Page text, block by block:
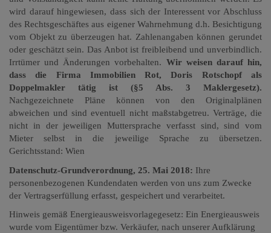
wird darauf hingewiesen, dass sich der Interessent vor Abschluss
des Rechtsgeschäftes aus eigener Wahrnehmung d.h. Besichtigung
vom Objekt zu überzeugen hat. Zahlenangaben können gerundet
oder geschätzt sein. Das Anbot ist freibleibend und unverbindlich.
Irrtümer und Änderungen vorbehalten. Wir weisen darauf hin,
dass die Firma Immobilien Rot, Doris Rotschopf als
Doppelmakler tätig ist (§5 Abs. 3 Maklergesetz).
Nachgezeichnete Pläne können von den Originalplänen
abweichen und sind eventuell nicht maßstabgetreu. Verträge, die
nicht in der jeweiligen Muttersprache verfasst sind, sind vom
Mieter selbst in die jeweilige Sprache zu übersetzen.
Gerichtsstand: Wien
Datenschutz-Grundverordnung, 25. Mai 2018: Ihre
personenbezogenen Kundendaten werden von uns zum Zwecke
der Vertragserfüllung erfasst, gespeichert und verarbeitet.
Hinweis gemäß Energieausweisvorlagegesetz: Ein Energieausweis
wurde vom Eigentümer bzw. Verkäufer, nach unserer Aufklärung